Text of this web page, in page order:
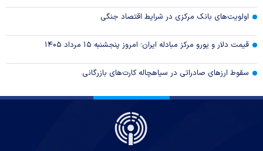
اولویت‌های بانک مرکزی در شرایط اقتصاد جنگی
قیمت دلار و یورو مرکز مبادله ایران؛ امروز پنجشنبه ۱۵ مرداد ۱۴۰۵
سقوط ارزهای صادراتی در سیاهچاله کارت‌های بازرگانی